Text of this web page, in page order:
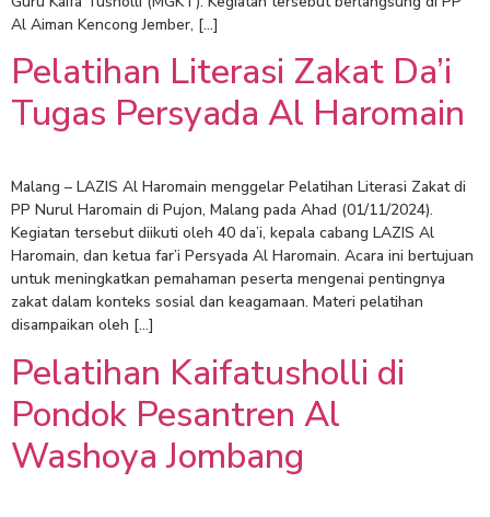
Al Aiman Kencong Jember, […]
Pelatihan Literasi Zakat Da’i
Tugas Persyada Al Haromain
Malang – LAZIS Al Haromain menggelar Pelatihan Literasi Zakat di
PP Nurul Haromain di Pujon, Malang pada Ahad (01/11/2024).
Kegiatan tersebut diikuti oleh 40 da’i, kepala cabang LAZIS Al
Haromain, dan ketua far’i Persyada Al Haromain. Acara ini bertujuan
untuk meningkatkan pemahaman peserta mengenai pentingnya
zakat dalam konteks sosial dan keagamaan. Materi pelatihan
disampaikan oleh […]
Pelatihan Kaifatusholli di
Pondok Pesantren Al
Washoya Jombang